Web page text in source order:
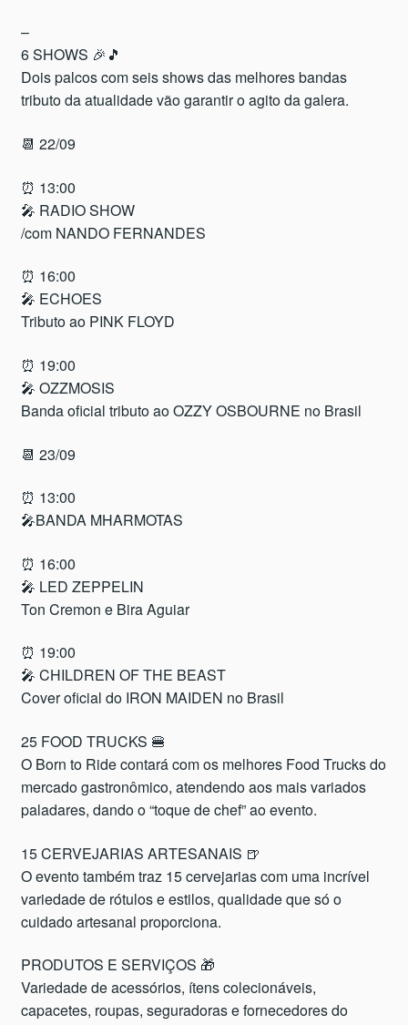
–
6 SHOWS 🎉🎵
Dois palcos com seis shows das melhores bandas
tributo da atualidade vão garantir o agito da galera.
📆 22/09
⏰ 13:00
🎤 RADIO SHOW
/com NANDO FERNANDES
⏰ 16:00
🎤 ECHOES
Tributo ao PINK FLOYD
⏰ 19:00
🎤 OZZMOSIS
Banda oficial tributo ao OZZY OSBOURNE no Brasil
📆 23/09
⏰ 13:00
🎤BANDA MHARMOTAS
⏰ 16:00
🎤 LED ZEPPELIN
Ton Cremon e Bira Aguiar
⏰ 19:00
🎤 CHILDREN OF THE BEAST
Cover oficial do IRON MAIDEN no Brasil
25 FOOD TRUCKS 🍔
O Born to Ride contará com os melhores Food Trucks do
mercado gastronômico, atendendo aos mais variados
paladares, dando o “toque de chef” ao evento.
15 CERVEJARIAS ARTESANAIS 🍺
O evento também traz 15 cervejarias com uma incrível
variedade de rótulos e estilos, qualidade que só o
cuidado artesanal proporciona.
PRODUTOS E SERVIÇOS 🎁
Variedade de acessórios, ítens colecionáveis,
capacetes, roupas, seguradoras e fornecedores do